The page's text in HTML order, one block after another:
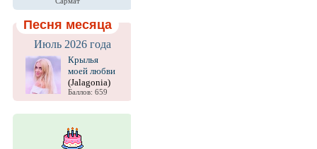
Песня месяца
Июль 2026 года
Крылья
моей любви
(Jalagonia)
Баллов: 659